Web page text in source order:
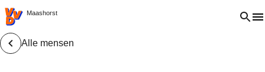
VVD.nl - Ga naar de homepage
Maashorst Open
Alle mensen